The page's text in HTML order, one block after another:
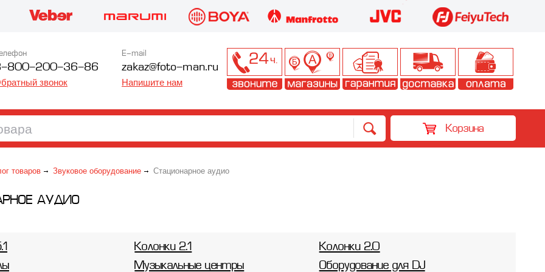
800-200-36-86
звонок
E-mail
zakaz@foto-man.ru
Напишите нам
Корзина
товаров Звуковое оборудование Стационарное аудио
АУДИО
Колонки 2.1
Колонки 2.0
Музыкальные центры Оборудование для DJ